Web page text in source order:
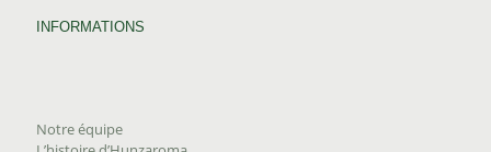
INFORMATIONS
Notre équipe